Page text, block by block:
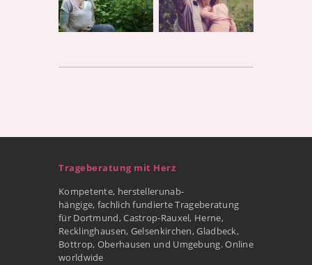
Trageberatung mit Herz
Kompetente, herstellerunab-
hängige, fachlich fundierte Trageberatung
für Dortmund, Castrop-Rauxel, Herne,
Recklinghausen, Gelsenkirchen, Gladbeck,
Bottrop, Oberhausen und Umgebung. Online
worldwide